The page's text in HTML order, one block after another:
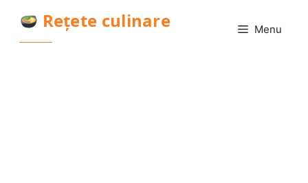
conținut
Rețete culinare Menu